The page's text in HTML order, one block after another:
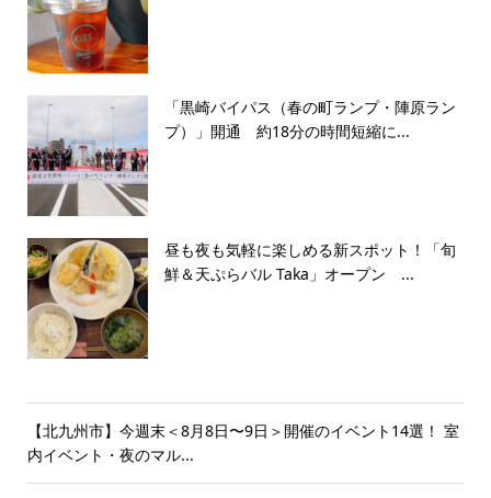
「黒崎バイパス（春の町ランプ・陣原ラン
プ）」開通 約18分の時間短縮に...
昼も夜も気軽に楽しめる新スポット！「旬
鮮＆天ぷらバル Taka」オープン ...
【北九州市】今週末＜8月8日〜9日＞開催のイベント14選！ 室
内イベント・夜のマル...